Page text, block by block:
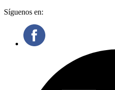
Síguenos en: